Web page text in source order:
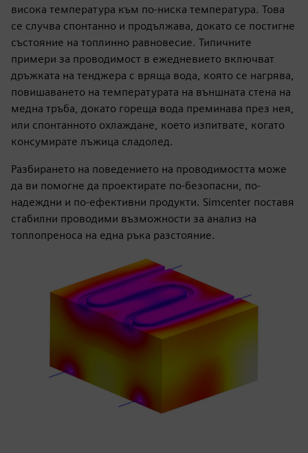
висока температура към по-ниска температура. Това
се случва спонтанно и продължава, докато се постигне
състояние на топлинно равновесие. Типичните
примери за проводимост в ежедневието включват
дръжката на тенджера с вряща вода, която се нагрява,
повишаването на температурата на външната стена на
медна тръба, докато гореща вода преминава през нея,
или спонтанното охлаждане, което изпитвате, когато
консумирате лъжица сладолед.
Разбирането на поведението на проводимостта може
да ви помогне да проектирате по-безопасни, по-
надеждни и по-ефективни продукти. Simcenter поставя
стабилни проводими възможности за анализ на
топлопреноса на една ръка разстояние.